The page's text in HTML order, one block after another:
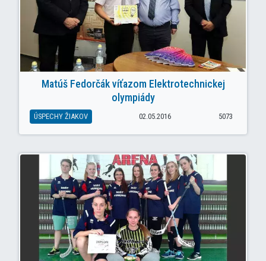
Matúš Fedorčák víťazom Elektrotechnickej
olympiády
ÚSPECHY ŽIAKOV 02.05.2016 5073